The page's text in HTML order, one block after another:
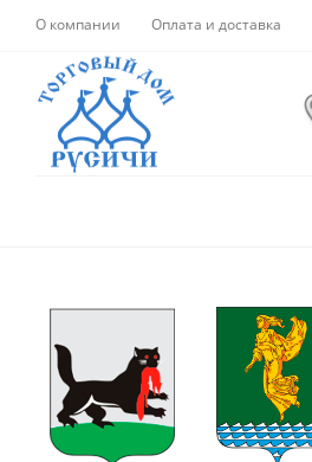
О компании Оплата и доставка